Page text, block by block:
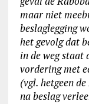
maar niet
beslaglegging
het gevolg dat
in de weg staat
vordering met
(vgl. hetgeen
na beslag